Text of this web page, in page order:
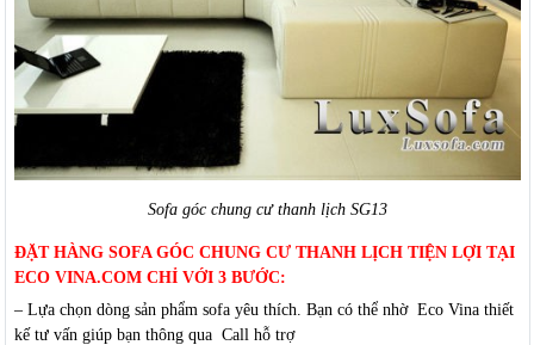
Sofa góc chung cư thanh lịch SG13
ĐẶT HÀNG SOFA GÓC CHUNG CƯ THANH LỊCH TIỆN LỢI TẠI
ECO VINA.COM CHỈ VỚI 3 BƯỚC:
– Lựa chọn dòng sản phẩm sofa yêu thích. Bạn có thể nhờ Eco Vina thiết
kế tư vấn giúp bạn thông qua Call hỗ trợ